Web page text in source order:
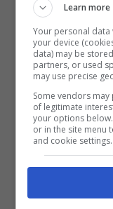
Nathalie
Solonotizie24
LEGGI
Learn more
Your personal
your device
data) may be
partners, or used
may use precise
Some vendors
of legitimate
your options
or in the site menu
and cookie settings.